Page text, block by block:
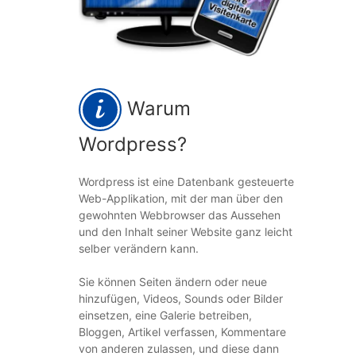
Warum
Wordpress?
Wordpress ist eine Datenbank gesteuerte
Web-Applikation, mit der man über den
gewohnten Webbrowser das Aussehen
und den Inhalt seiner Website ganz leicht
selber verändern kann.
Sie können Seiten ändern oder neue
hinzufügen, Videos, Sounds oder Bilder
einsetzen, eine Galerie betreiben,
Bloggen, Artikel verfassen, Kommentare
von anderen zulassen, und diese dann